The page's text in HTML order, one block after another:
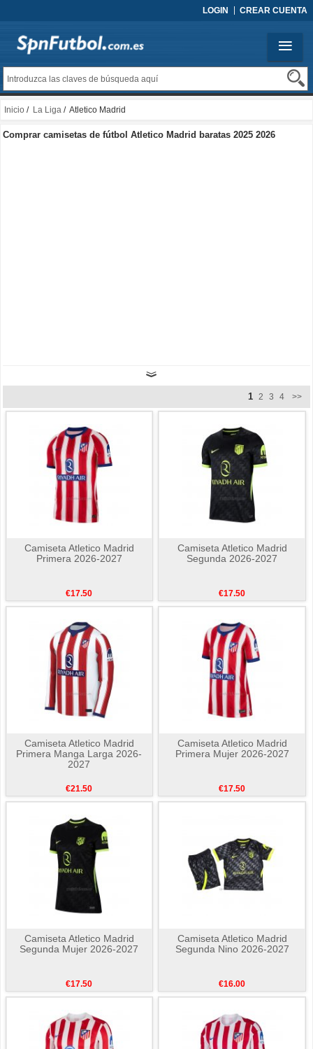
LOGIN CREAR CUENTA
Inicio / La Liga / Atletico Madrid
Comprar camisetas de fútbol Atletico Madrid baratas 2025 2026
1 2 3 4 >>
Camiseta Atletico Madrid
Primera 2026-2027
€17.50
Camiseta Atletico Madrid
Segunda 2026-2027
€17.50
Camiseta Atletico Madrid
Primera Manga Larga 2026-
2027
€21.50
Camiseta Atletico Madrid
Primera Mujer 2026-2027
€17.50
Camiseta Atletico Madrid
Segunda Mujer 2026-2027
€17.50
Camiseta Atletico Madrid
Segunda Nino 2026-2027
€16.00